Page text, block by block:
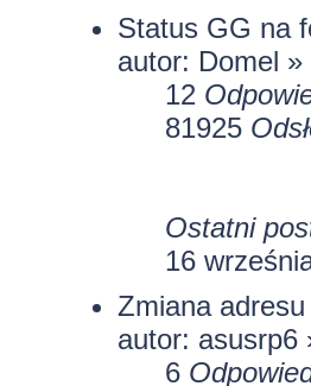
Status GG na
autor: Domel »
12
81925
Ostatni
16
Zmiana
autor: asusrp6
6